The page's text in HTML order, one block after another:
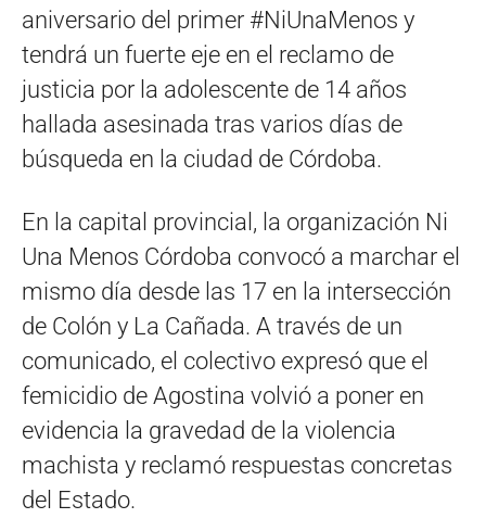
aniversario del primer #NiUnaMenos y
tendrá un fuerte eje en el reclamo de
justicia por la adolescente de 14 años
hallada asesinada tras varios días de
búsqueda en la ciudad de Córdoba.
En la capital provincial, la organización Ni
Una Menos Córdoba convocó a marchar el
mismo día desde las 17 en la intersección
de Colón y La Cañada. A través de un
comunicado, el colectivo expresó que el
femicidio de Agostina volvió a poner en
evidencia la gravedad de la violencia
machista y reclamó respuestas concretas
del Estado.